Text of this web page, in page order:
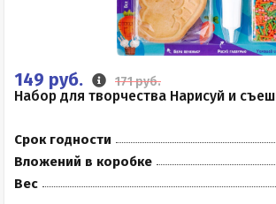
149 руб. 171 руб.
Набор для творчества Нарисуй и
Срок годности
Вложений в коробке
Вес